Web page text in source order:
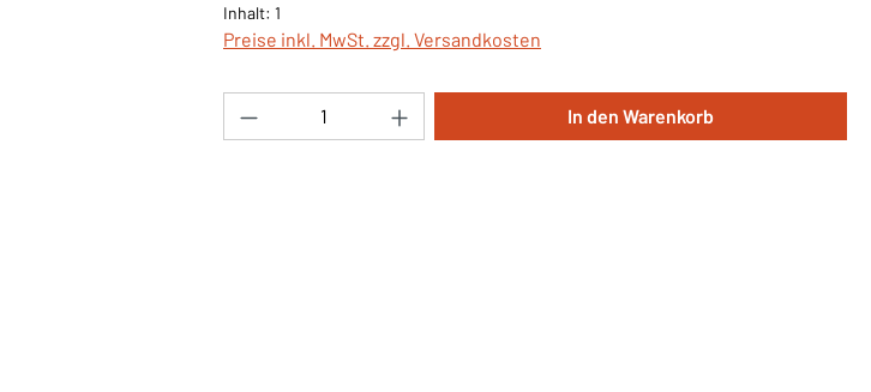
Inhalt: 1
Preise inkl. MwSt. zzgl. Versandkosten
Produkt Anzahl: Gib den gewünschten Wert ein
In den Warenkorb